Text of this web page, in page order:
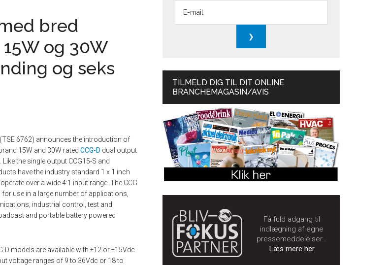
bred
og 30W
og seks
6762) announces the introduction of
15W and 30W rated CCG-D dual output
Like the single output CCG15-S and
have the industry standard 1 x 1 inch
over a wide 4:1 input range. The CCG
for use in a large number of applications,
industrial control, test and
and portable battery powered
D models are available with ±12 or ±15Vdc
voltage ranges of 9 to 36Vdc or 18 to
TILMELD DIG TIL DIT ONLINE
BRANCHEMAGASIN/AVIS
Få fuld adgang til
indlægning af egne
pressemeddelelser…
Læs mere her